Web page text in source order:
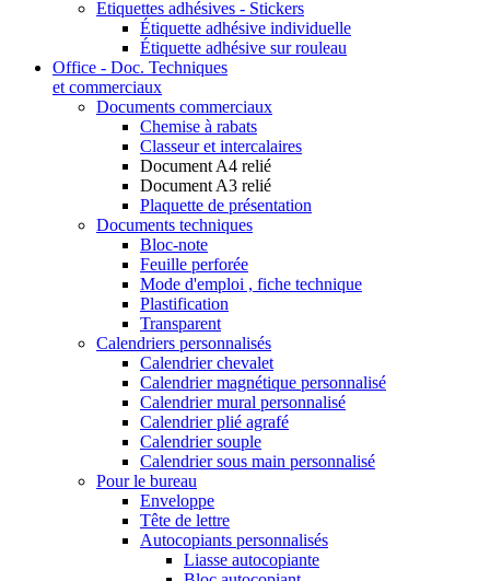
Etiquettes adhésives - Stickers
Étiquette adhésive individuelle
Étiquette adhésive sur rouleau
Office - Doc. Techniques
et commerciaux
Documents commerciaux
Chemise à rabats
Classeur et intercalaires
Document A4 relié
Document A3 relié
Plaquette de présentation
Documents techniques
Bloc-note
Feuille perforée
Mode d'emploi , fiche technique
Plastification
Transparent
Calendriers personnalisés
Calendrier chevalet
Calendrier magnétique personnalisé
Calendrier mural personnalisé
Calendrier plié agrafé
Calendrier souple
Calendrier sous main personnalisé
Pour le bureau
Enveloppe
Tête de lettre
Autocopiants personnalisés
Liasse autocopiante